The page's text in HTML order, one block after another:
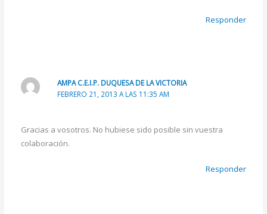
Responder
AMPA C.E.I.P. DUQUESA DE LA VICTORIA
FEBRERO 21, 2013 A LAS 11:35 AM
Gracias a vosotros. No hubiese sido posible sin vuestra
colaboración.
Responder